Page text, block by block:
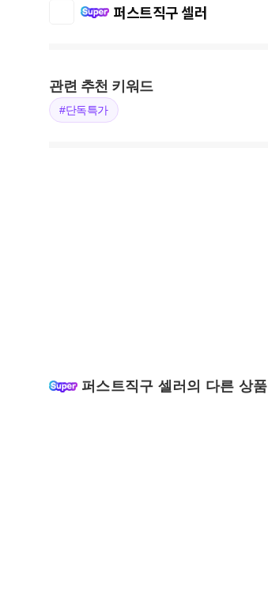
퍼스트직구 셀러
관련 추천 키워드
#단독특가
퍼스트직구 셀러의 다른 상품